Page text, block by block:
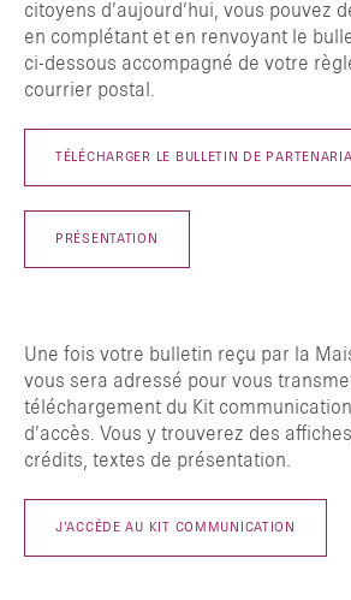
citoyens d’aujourd’hui, vous pouvez
en complétant et en renvoyant le
ci-dessous accompagné de votre
courrier postal.
TÉLÉCHARGER LE BULLETIN DE
PRÉSENTATION
Une fois votre bulletin reçu par la
vous sera adressé pour vous
téléchargement du Kit
d’accès. Vous y trouverez des
crédits, textes de présentation.
J’ACCÈDE AU KIT COMMUNICATION